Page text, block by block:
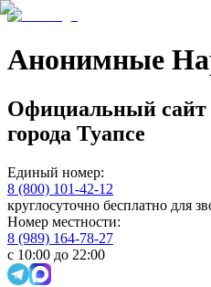
Анонимные
Официальный сайт
города Туапсе
Единый номер:
8 (800) 101-42-12
круглосуточно бесплатно для
Номер местности:
8 (989) 164-78-27
с 10:00 до 22:00